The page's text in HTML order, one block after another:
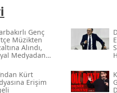
Genç
Müzikten
Alındı,
Medyadan
Kürt
Erişim